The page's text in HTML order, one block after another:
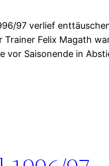
97 verlief
Felix Magath
vor Saisonende in